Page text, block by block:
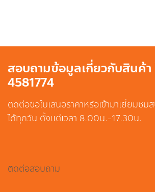
สอบถามข้อมูลเกี่ยวกับสินค้
4581774
ติดต่อขอใบเสนอราคาหรือเข้ามาเยี่ยมชม
ได้ทุกวัน ตั้งแต่เวลา 8.00น.-17.30น.
ติดต่อสอบถาม